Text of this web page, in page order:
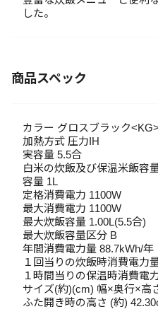
した。
商品スペック
カラー グロスブラック<KG>
加熱方式 圧力IH
実容量 5.5合
白米の炊飯及び保温米飯容
容量 1L
定格消費電力 1100W
最大消費電力 1100W
最大炊飯容量 1.00L(5.5合)
最大炊飯容量区分 B
年間消費電力量 88.7kWh/年
１回当りの炊飯時消費電力
１時間当りの保温時消費電
サイズ(約)(cm) 幅×奥行×高
ふた開き時の高さ (約)